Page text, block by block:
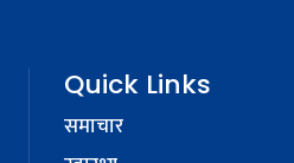
Quick Links
समाचार